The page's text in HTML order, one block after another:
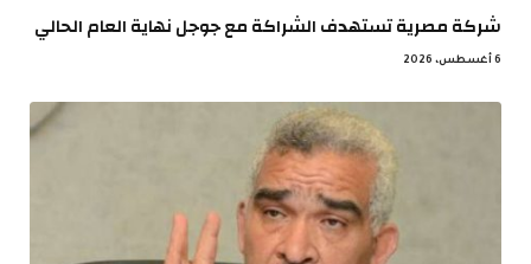
شركة مصرية تستهدف الشراكة مع جوجل نهاية العام الحالي
6 أغسطس، 2026